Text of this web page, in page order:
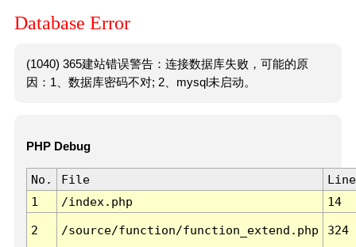
Database Error
(1040) 365建站错误警告：连接数据库失败，可能的原
因：1、数据库密码不对; 2、mysql未启动。
PHP Debug
No. File
Line
1
/index.php 14
2 /source/function/function_extend.php 324